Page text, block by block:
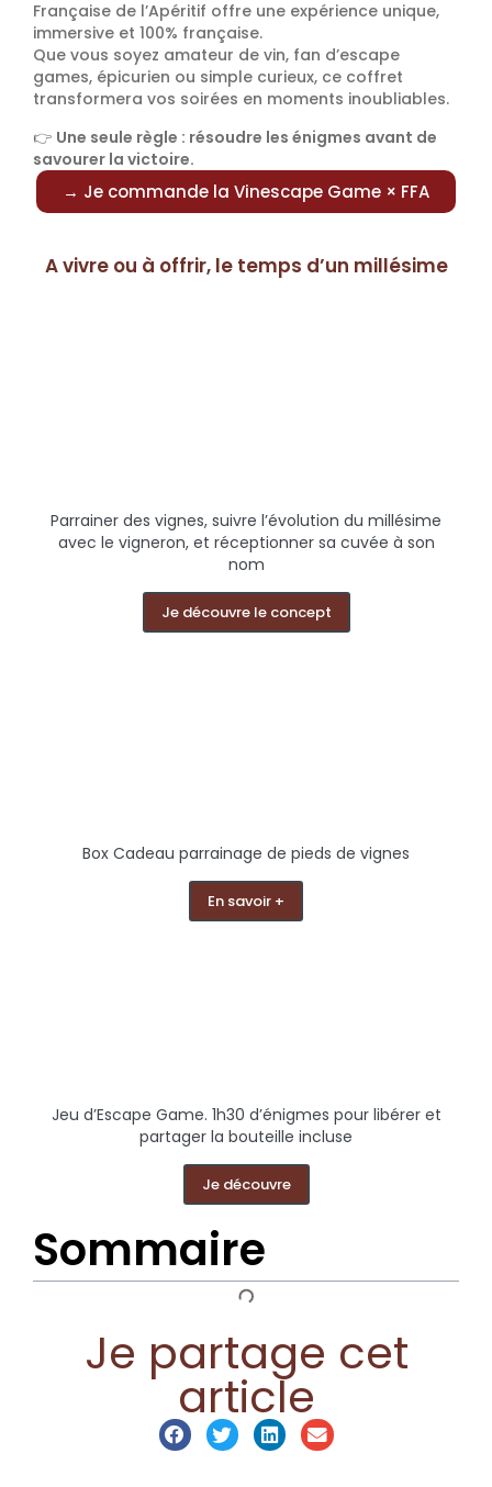
A vivre ou à offrir, le temps d’un millésime
Parrainer des vignes, suivre l’évolution du millésime
avec le vigneron, et réceptionner sa cuvée à son
nom
Je découvre le concept
Box Cadeau parrainage de pieds de vignes
En savoir +
Jeu d’Escape Game. 1h30 d’énigmes pour libérer et
partager la bouteille incluse
Je découvre
Sommaire
Je partage cet
article
Française de l’Apéritif offre une expérience unique,
immersive et 100% française.
Que vous soyez amateur de vin, fan d’escape
games, épicurien ou simple curieux, ce coffret
transformera vos soirées en moments inoubliables.
👉 Une seule règle : résoudre les énigmes avant de
savourer la victoire.
→ Je commande la Vinescape Game × FFA